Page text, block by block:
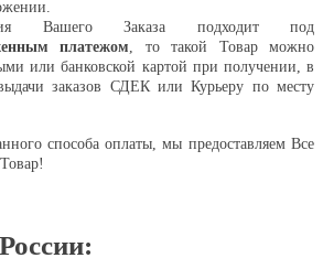
Вашего Заказа подходит под
платежом , то такой Товар можно
или банковской картой при получении, в
заказов СДЕК или Курьеру по месту
способа оплаты, мы предоставляем Все